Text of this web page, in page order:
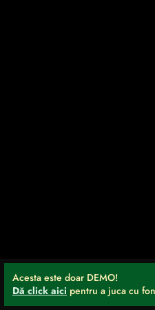
Acesta este doar DEMO!
Dă click aici pentru a juca cu